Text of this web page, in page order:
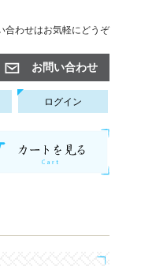
合わせはお気軽にどうぞ
お問い合わせ
ログイン